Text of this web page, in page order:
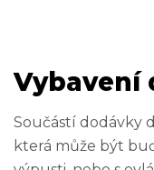
Vybavení
Součástí dodávky
která může být